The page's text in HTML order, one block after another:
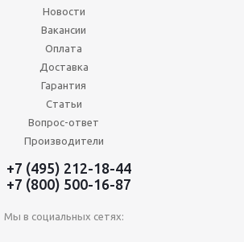
Новости
Вакансии
Оплата
Доставка
Гарантия
Статьи
Вопрос-ответ
Производители
+7 (495) 212-18-44
+7 (800) 500-16-87
Мы в социальных сетях: